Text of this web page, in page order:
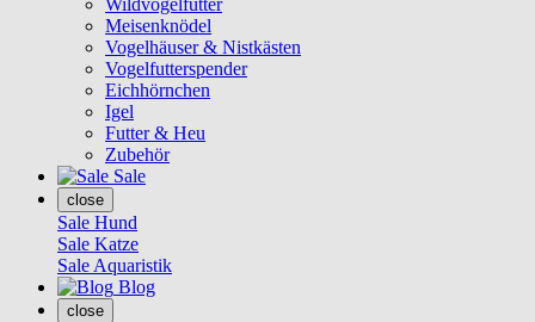
Wildvogelfutter
Meisenknödel
Vogelhäuser & Nistkästen
Vogelfutterspender
Eichhörnchen
Igel
Futter & Heu
Zubehör
Sale
close
Sale Hund
Sale Katze
Sale Aquaristik
Blog
close